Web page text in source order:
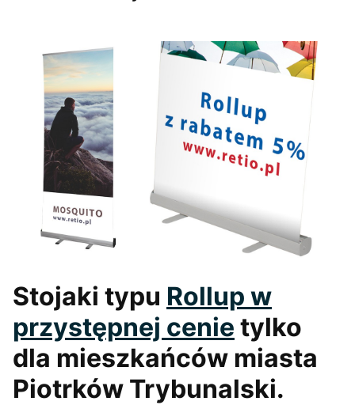
Stojaki typu Rollup w
przystępnej cenie tylko
dla mieszkańców miasta
Piotrków Trybunalski.